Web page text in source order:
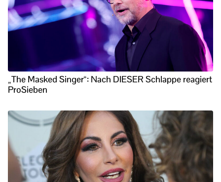
„The Masked Singer“: Nach DIESER Schlappe reagiert
ProSieben